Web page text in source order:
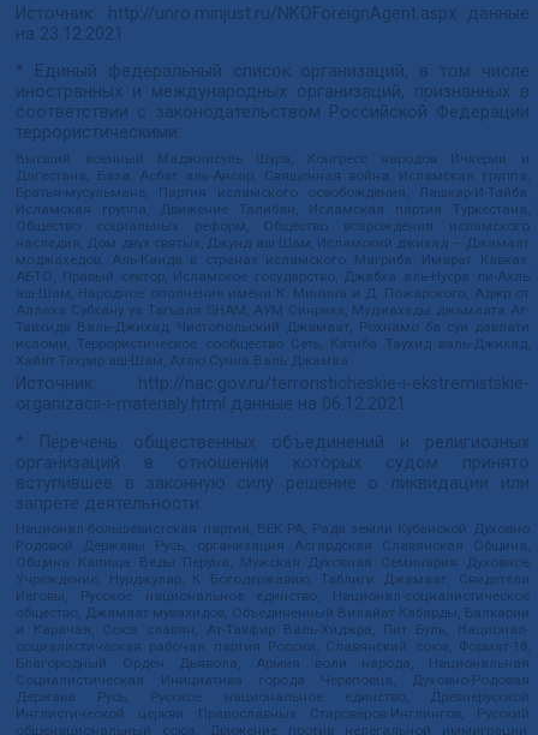
Источник: http://unro.minjust.ru/NKOForeignAgent.aspx данные
на 23.12.2021
* Единый федеральный список организаций, в том числе
иностранных и международных организаций, признанных в
соответствии с законодательством Российской Федерации
террористическими:
Высший военный Маджлисуль Шура, Конгресс народов Ичкерии и
Дагестана, База, Асбат аль-Ансар, Священная война, Исламская группа,
Братья-мусульмане, Партия исламского освобождения, Лашкар-И-Тайба,
Исламская группа, Движение Талибан, Исламская партия Туркестана,
Общество социальных реформ, Общество возрождения исламского
наследия, Дом двух святых, Джунд аш-Шам, Исламский джихад – Джамаат
моджахедов, Аль-Каида в странах исламского Магриба, Имарат Кавказ,
АБТО, Правый сектор, Исламское государство, Джабха аль-Нусра ли-Ахль
аш-Шам, Народное ополчение имени К. Минина и Д. Пожарского, Аджр от
Аллаха Субхану уа Тагьаля SHAM, АУМ Синрике, Муджахеды джамаата Ат-
Тавхида Валь-Джихад, Чистопольский Джамаат, Рохнамо ба суи давлати
исломи, Террористическое сообщество Сеть, Катиба Таухид валь-Джихад,
Хайят Тахрир аш-Шам, Ахлю Сунна Валь Джамаа
Источник:
http://nac.gov.ru/terroristicheskie-i-ekstremistskie-
organizacii-i-materialy.html данные на 06.12.2021
* Перечень общественных объединений и религиозных
организаций в отношении которых судом принято
вступившее в законную силу решение о ликвидации или
запрете деятельности:
Национал-большевистская партия, ВЕК РА, Рада земли Кубанской Духовно
Родовой Державы Русь, организация Асгардская Славянская Община,
Община Капища Веды Перуна, Мужская Духовная Семинария Духовное
Учреждение, Нурджулар, К Богодержавию, Таблиги Джамаат, Свидетели
Иеговы, Русское национальное единство, Национал-социалистическое
общество, Джамаат мувахидов, Объединенный Вилайат Кабарды, Балкарии
и Карачая, Союз славян, Ат-Такфир Валь-Хиджра, Пит Буль, Национал-
социалистическая рабочая партия России, Славянский союз, Формат-18,
Благородный Орден Дьявола, Армия воли народа, Национальная
Социалистическая Инициатива города Череповца, Духовно-Родовая
Держава Русь, Русское национальное единство, Древнерусской
Инглистической церкви Православных Староверов-Инглингов, Русский
общенациональный союз, Движение против нелегальной иммиграции,